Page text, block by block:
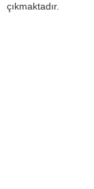
çıkmaktadır.